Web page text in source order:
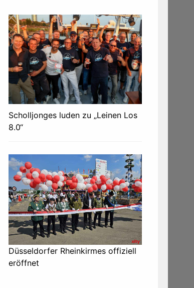
Scholljonges luden zu „Leinen Los
8.0“
Düsseldorfer Rheinkirmes offiziell
eröffnet